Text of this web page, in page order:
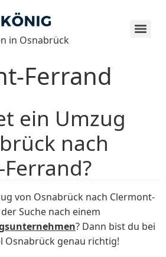
in Osnabrück
Ferrand
ein Umzug
nach
von Osnabrück nach Clermont-
Suche nach einem
? Dann bist du bei
Osnabrück genau richtig!